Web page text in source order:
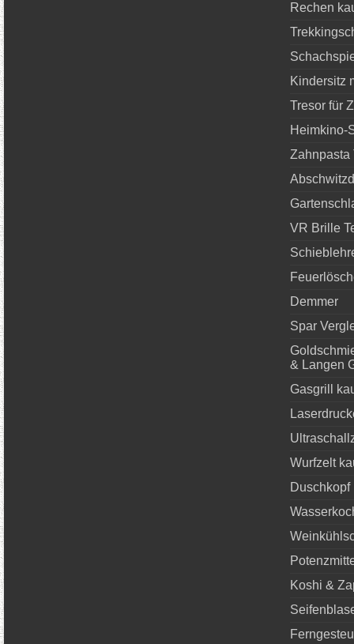
Rechen
Kindersitz
Tresor für
Heimkino-
Zahnpasta
VR Brille
Demmer
Spar
& Langen
Gasgrill
Wurfzelt
Duschkopf
Koshi &